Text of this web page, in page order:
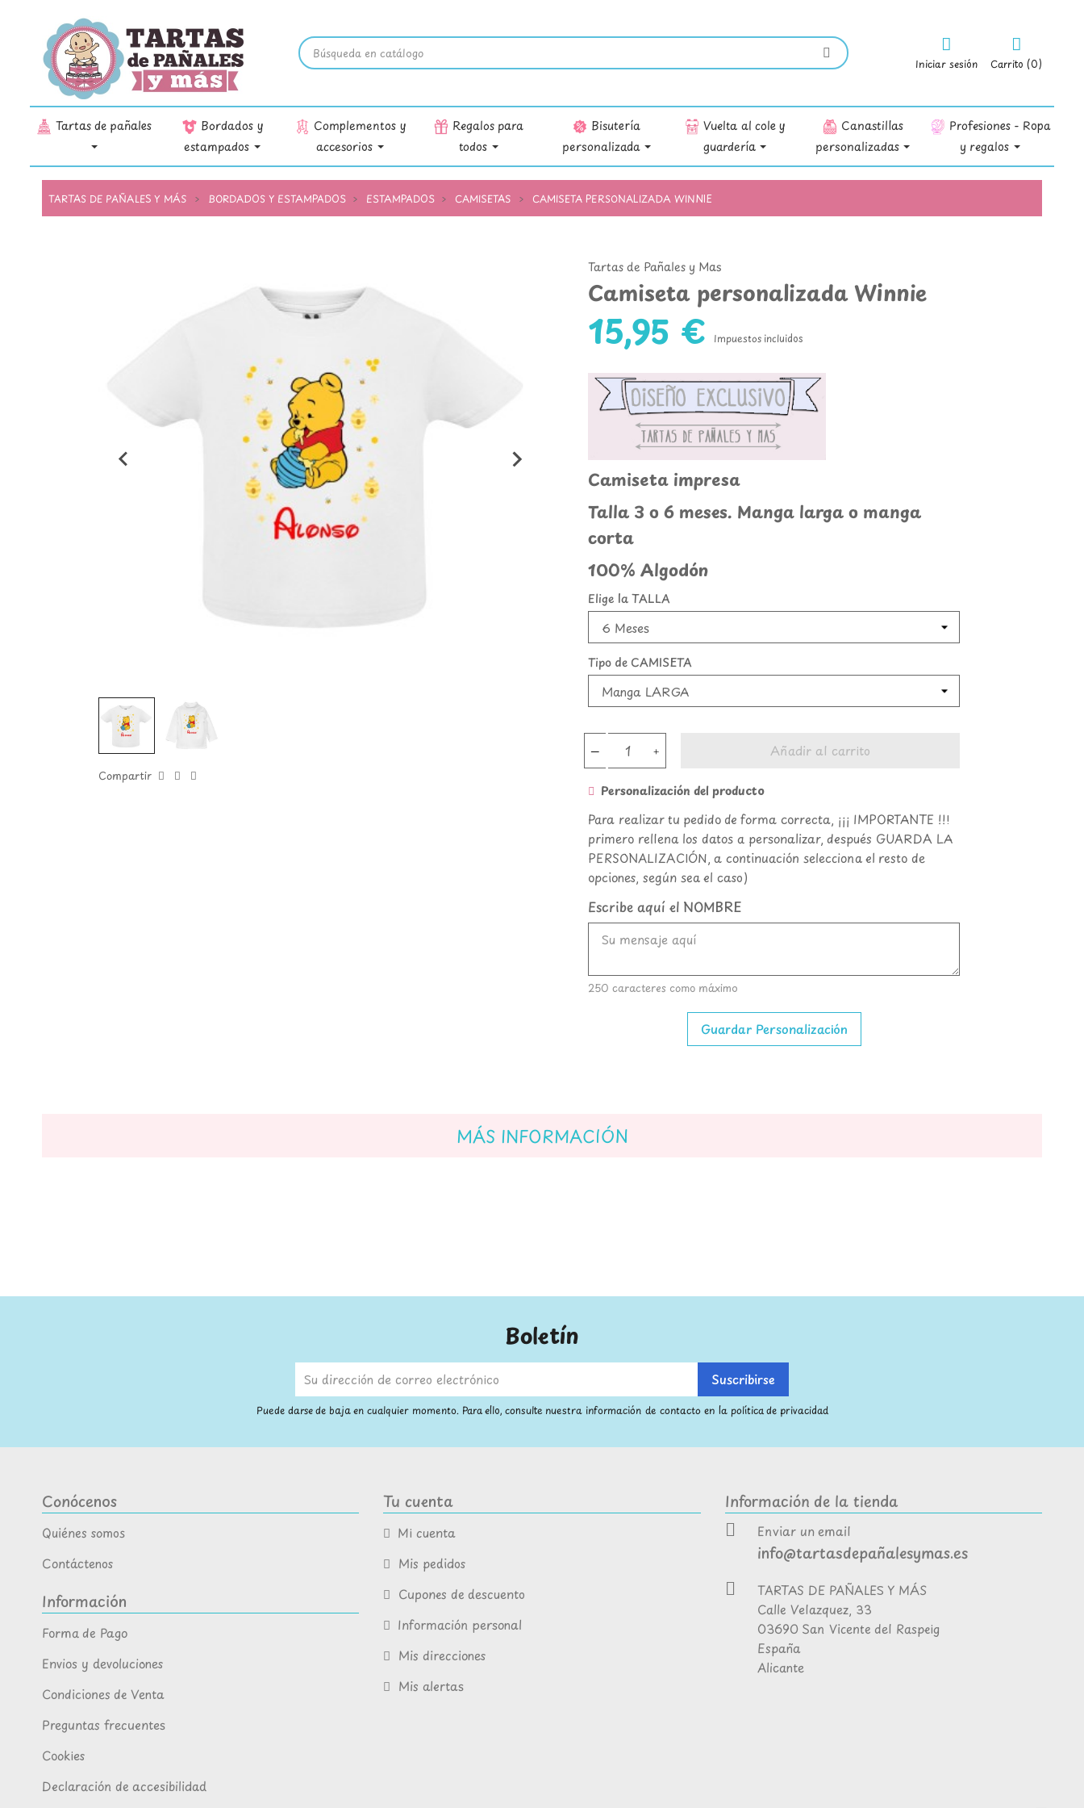
Iniciar sesión Carrito (0)
Tartas de pañales
Bordados y
estampados
Complementos y
accesorios
Regalos para
todos
Bisutería
personalizada
Vuelta al cole y
guardería
Canastillas
personalizadas
Profesiones - Ropa
y regalos
TARTAS DE PAÑALES Y MÁS BORDADOS Y ESTAMPADOS ESTAMPADOS CAMISETAS CAMISETA PERSONALIZADA WINNIE
Compartir
Tartas de Pañales y Mas
Camiseta personalizada Winnie
15,95 € Impuestos incluidos
Camiseta impresa
Talla 3 o 6 meses. Manga larga o manga
corta
100% Algodón
Elige la TALLA
Tipo de CAMISETA
Añadir al carrito
Personalización del producto
Para realizar tu pedido de forma correcta, ¡¡¡ IMPORTANTE !!!
primero rellena los datos a personalizar, después GUARDA LA
PERSONALIZACIÓN, a continuación selecciona el resto de
opciones, según sea el caso)
Escribe aquí el NOMBRE
250 caracteres como máximo
Guardar Personalización
MÁS INFORMACIÓN
Boletín
Puede darse de baja en cualquier momento. Para ello, consulte nuestra información de contacto en la política de privacidad
Conócenos
Quiénes somos
Contáctenos
Información
Forma de Pago
Envios y devoluciones
Condiciones de Venta
Preguntas frecuentes
Cookies
Declaración de accesibilidad
Tu cuenta
Mi cuenta
Mis pedidos
Cupones de descuento
Información personal
Mis direcciones
Mis alertas
Información de la tienda
Enviar un email
info@tartasdepañalesymas.es
TARTAS DE PAÑALES Y MÁS
Calle Velazquez, 33
03690 San Vicente del Raspeig
España
Alicante